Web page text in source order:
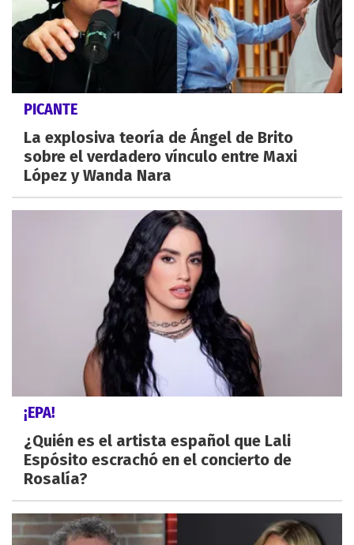
PICANTE
La explosiva teoría de Ángel de Brito
sobre el verdadero vínculo entre Maxi
López y Wanda Nara
¡EPA!
¿Quién es el artista español que Lali
Espósito escrachó en el concierto de
Rosalía?